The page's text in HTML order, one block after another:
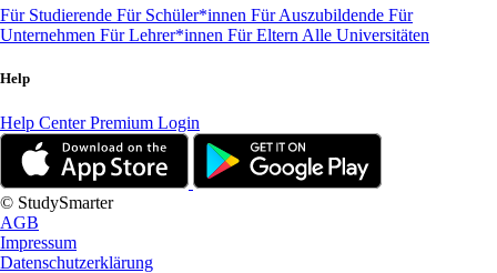
Für Studierende Für Schüler*innen Für Auszubildende Für
Unternehmen Für Lehrer*innen Für Eltern Alle Universitäten
Help
Help CenterPremium Login
© StudySmarter
AGB
Impressum
Datenschutzerklärung